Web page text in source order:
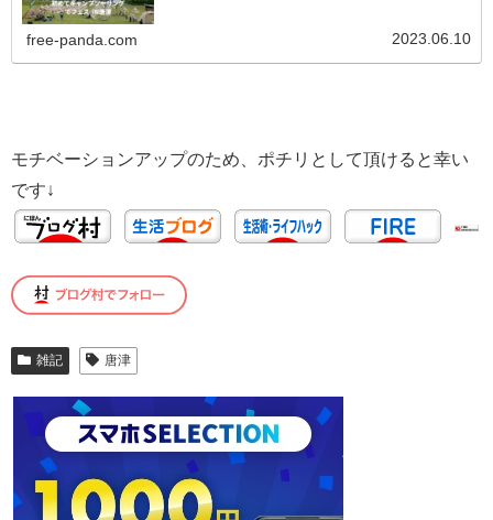
free-panda.com 2023.06.10
モチベーションアップのため、ポチリとして頂けると幸い
です↓
雑記 唐津